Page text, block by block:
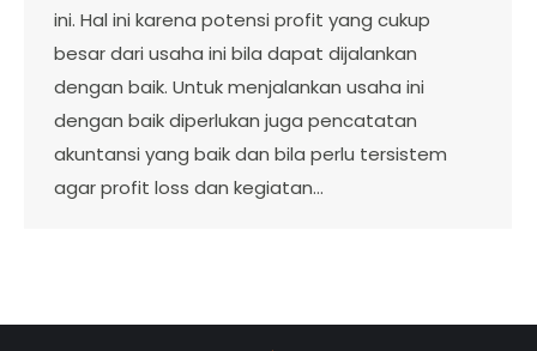
ini. Hal ini karena potensi profit yang cukup
besar dari usaha ini bila dapat dijalankan
dengan baik. Untuk menjalankan usaha ini
dengan baik diperlukan juga pencatatan
akuntansi yang baik dan bila perlu tersistem
agar profit loss dan kegiatan…